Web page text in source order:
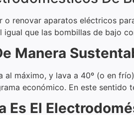
o renovar aparatos eléctricos
que las bombillas de bajo
Manera
al máximo, y lava a 40º (o en
económico. En este
Es El